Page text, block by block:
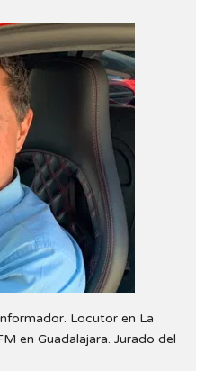
Locutor en La
en Guadalajara. Jurado del